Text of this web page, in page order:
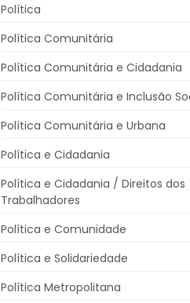
Política
Política Comunitária
Política Comunitária e Cidadania
Política Comunitária e Inclusão
Política Comunitária e Urbana
Política e Cidadania
Política e Cidadania / Direitos dos
Trabalhadores
Política e Comunidade
Política e Solidariedade
Política Metropolitana